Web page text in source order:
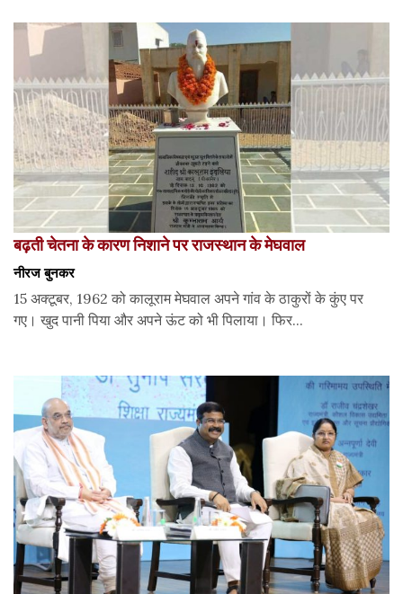
बढ़ती चेतना के कारण निशाने पर राजस्थान के मेघवाल
नीरज बुनकर
15 अक्टूबर, 1962 को कालूराम मेघवाल अपने गांव के ठाकुरों के कुंए पर
गए। खुद पानी पिया और अपने ऊंट को भी पिलाया। फिर...